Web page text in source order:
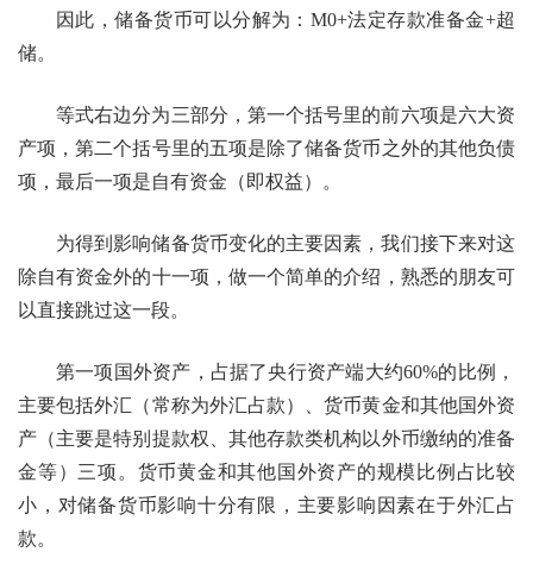
因此，储备货币可以分解为：M0+法定存款准备金+超
储。
等式右边分为三部分，第一个括号里的前六项是六大资
产项，第二个括号里的五项是除了储备货币之外的其他负债
项，最后一项是自有资金（即权益）。
为得到影响储备货币变化的主要因素，我们接下来对这
除自有资金外的十一项，做一个简单的介绍，熟悉的朋友可
以直接跳过这一段。
第一项国外资产，占据了央行资产端大约60%的比例，
主要包括外汇（常称为外汇占款）、货币黄金和其他国外资
产（主要是特别提款权、其他存款类机构以外币缴纳的准备
金等）三项。货币黄金和其他国外资产的规模比例占比较
小，对储备货币影响十分有限，主要影响因素在于外汇占
款。